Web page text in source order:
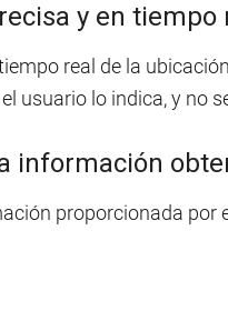
y en tiempo
real de la
usuario lo indica, y no
información
proporcionada por